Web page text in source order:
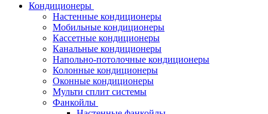
Кондиционеры
Настенные кондиционеры
Мобильные кондиционеры
Кассетные кондиционеры
Канальные кондиционеры
Напольно-потолочные кондиционеры
Колонные кондиционеры
Оконные кондиционеры
Мульти сплит системы
Фанкойлы